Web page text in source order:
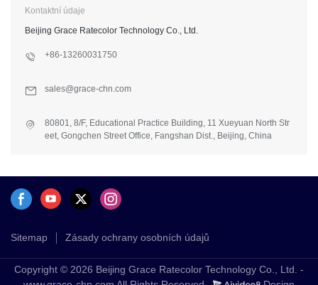
Kontaktní údaje
Beijing Grace Ratecolor Technology Co., Ltd.
+86-13260031750
sales@grace-chn.com
80801, 8/F, Educational Practice Building, 11 Xueyuan North Str
eet, Gongchen Street Office, Fangshan Dist., Beijing, China
Sitemap Zásady ochrany osobních údajů
Copyright © 2026 Beijing Grace Ratecolor Technology Co., Ltd. -